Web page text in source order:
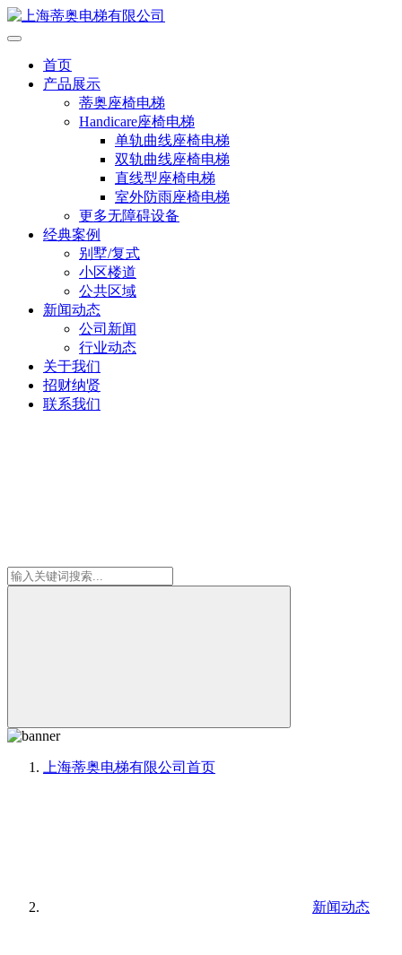
首页
产品展示
蒂奥座椅电梯
Handicare座椅电梯
单轨曲线座椅电梯
双轨曲线座椅电梯
直线型座椅电梯
室外防雨座椅电梯
更多无障碍设备
经典案例
别墅/复式
小区楼道
公共区域
新闻动态
公司新闻
行业动态
关于我们
招财纳贤
联系我们
上海蒂奥电梯有限公司 首页
新闻动态